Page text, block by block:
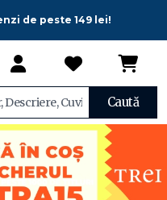
de peste 149 lei!
Caută